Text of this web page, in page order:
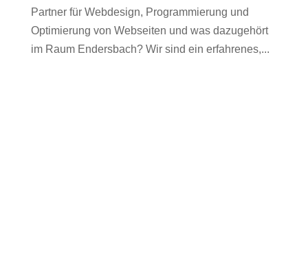
Partner für Webdesign, Programmierung und
Optimierung von Webseiten und was dazugehört
im Raum Endersbach? Wir sind ein erfahrenes,...